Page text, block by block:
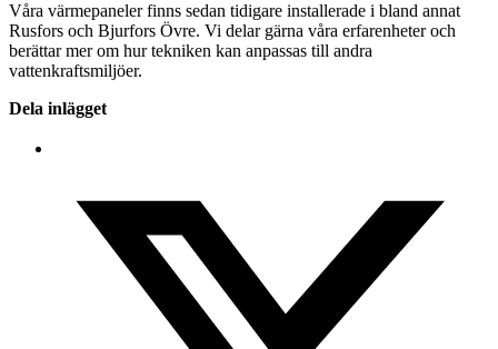
Våra värmepaneler finns sedan tidigare installerade i bland annat
Rusfors och Bjurfors Övre. Vi delar gärna våra erfarenheter och
berättar mer om hur tekniken kan anpassas till andra
vattenkraftsmiljöer.
Dela inlägget